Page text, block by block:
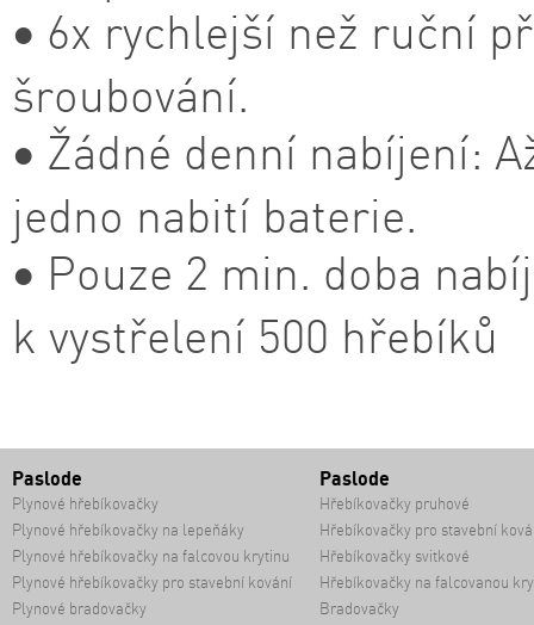
• 6x rychlejší než ruční
šroubování.
• Žádné denní nabíjení:
jedno nabití baterie.
• Pouze 2 min. doba
k vystřelení 500 hřebíků
Paslode
Plynové hřebíkovačky
Plynové hřebíkovačky na lepeňáky
Plynové hřebíkovačky na falcovou krytinu
Plynové hřebíkovačky pro stavební kování
Plynové bradovačky
Paslode
Hřebíkovačky pruhové
Hřebíkovačky pro stavební
Hřebíkovačky svitkové
Hřebíkovačky na falcovanou
Bradovačky